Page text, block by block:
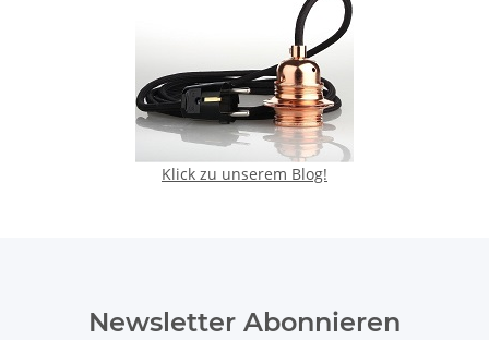
Klick zu unserem Blog!
Newsletter Abonnieren